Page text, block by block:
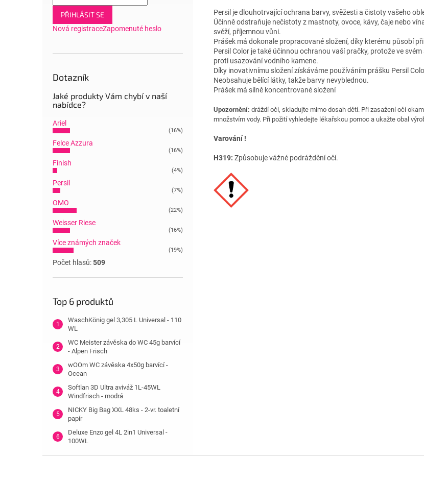
PŘIHLÁSIT SE
Nová registraceZapomenuté heslo
Dotazník
Jaké produkty Vám chybí v naší
nabídce?
Ariel
(16%)
Felce Azzura
(16%)
Finish
(4%)
Persil
(7%)
OMO
(22%)
Weisser Riese
(16%)
Více známých značek
(19%)
Počet hlasů:509
Top 6 produktů
WaschKönig gel 3,305 L Universal - 110
WL
WC Meister závěska do WC 45g barvící
- Alpen Frisch
wOOm WC závěska 4x50g barvící -
Ocean
Softlan 3D Ultra aviváž 1L-45WL
Windfrisch - modrá
NICKY Big Bag XXL 48ks - 2-vr. toaletní
papír
Deluxe Enzo gel 4L 2in1 Universal -
100WL
Persil je dlouhotrvající ochrana barvy, svěžesti a čistoty vašeho
Účinně odstraňuje nečistoty z mastnoty, ovoce, kávy, čaje nebo
svěží, příjemnou vůni.
Prášek má dokonale propracované složení, díky kterému působí při
Persil Color je také účinnou ochranou vaší pračky, protože ve
proti usazování vodního kamene.
Díky inovativnímu složení získáváme používáním prášku Persil
Neobsahuje bělící látky, takže barvy nevyblednou.
Prášek má silně koncentrované složení
Upozornění: dráždí oči, skladujte mimo dosah dětí. Při zasažení očí
množstvím vody. Při požití vyhledejte lékařskou pomoc a ukažte obal
Varování !
H319: Způsobuje vážné podráždění očí.